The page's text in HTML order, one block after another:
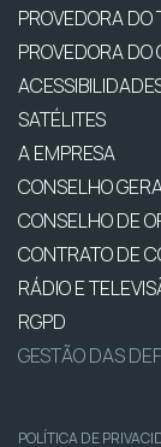
PROVEDORA DO
PROVEDORA DO
SATÉLITES
A EMPRESA
CONSELHO
CONSELHO DE
CONTRATO DE
RÁDIO E
RGPD
GESTÃO DAS
POLÍTICA DE